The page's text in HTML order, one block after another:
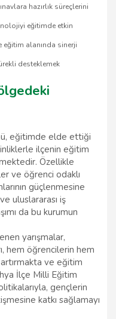
hazırlık süreçlerini
eğitimde etkin
eğitim alanında sinerji
desteklemek
eğitimde elde ettiği
ilçenin eğitim
Özellikle
ve öğrenci odaklı
güçlenmesine
uluslararası iş
da bu kurumun
yarışmalar,
hem öğrencilerin hem
ve eğitim
İlçe Milli Eğitim
gençlerin
katkı sağlamayı